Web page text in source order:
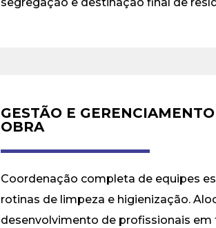
GESTÃO E
OBRA
Coordenação completa de equipes
rotinas de limpeza e higienização.
desenvolvimento de profissionais em